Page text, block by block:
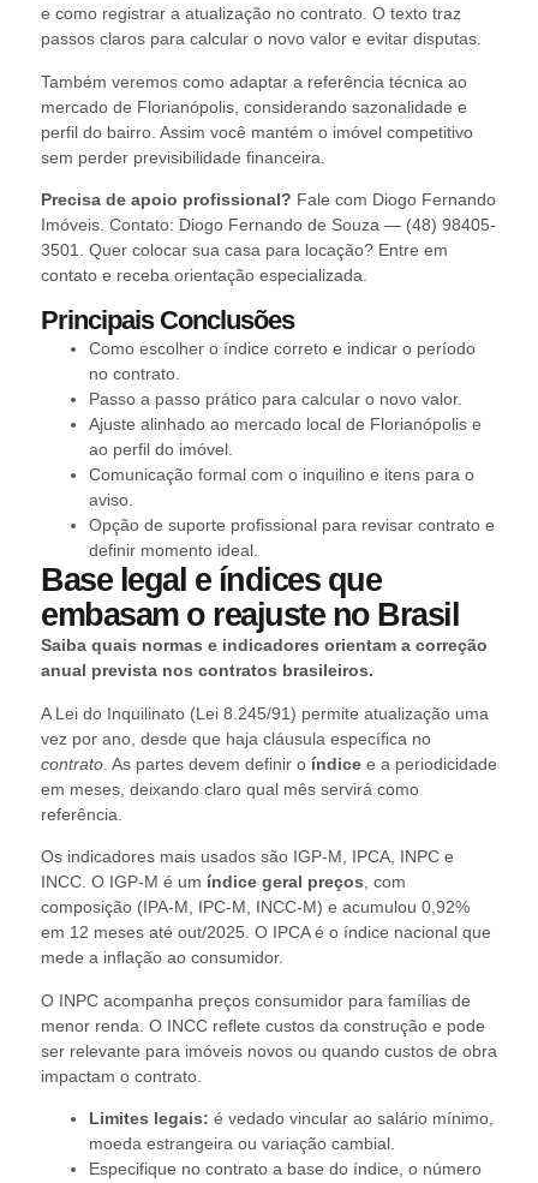
e como registrar a atualização no contrato. O texto traz
passos claros para calcular o novo valor e evitar disputas.
Também veremos como adaptar a referência técnica ao
mercado de Florianópolis, considerando sazonalidade e
perfil do bairro. Assim você mantém o imóvel competitivo
sem perder previsibilidade financeira.
Precisa de apoio profissional? Fale com Diogo Fernando
Imóveis. Contato: Diogo Fernando de Souza — (48) 98405-
3501. Quer colocar sua casa para locação? Entre em
contato e receba orientação especializada.
Principais Conclusões
Como escolher o índice correto e indicar o período
no contrato.
Passo a passo prático para calcular o novo valor.
Ajuste alinhado ao mercado local de Florianópolis e
ao perfil do imóvel.
Comunicação formal com o inquilino e itens para o
aviso.
Opção de suporte profissional para revisar contrato e
definir momento ideal.
Base legal e índices que
embasam o reajuste no Brasil
Saiba quais normas e indicadores orientam a correção
anual prevista nos contratos brasileiros.
A Lei do Inquilinato (Lei 8.245/91) permite atualização uma
vez por ano, desde que haja cláusula específica no
contrato . As partes devem definir o índice e a periodicidade
em meses, deixando claro qual mês servirá como
referência.
Os indicadores mais usados são IGP-M, IPCA, INPC e
INCC. O IGP-M é um índice geral preços, com
composição (IPA-M, IPC-M, INCC-M) e acumulou 0,92%
em 12 meses até out/2025. O IPCA é o índice nacional que
mede a inflação ao consumidor.
O INPC acompanha preços consumidor para famílias de
menor renda. O INCC reflete custos da construção e pode
ser relevante para imóveis novos ou quando custos de obra
impactam o contrato.
Limites legais: é vedado vincular ao salário mínimo,
moeda estrangeira ou variação cambial.
Especifique no contrato a base do índice, o número